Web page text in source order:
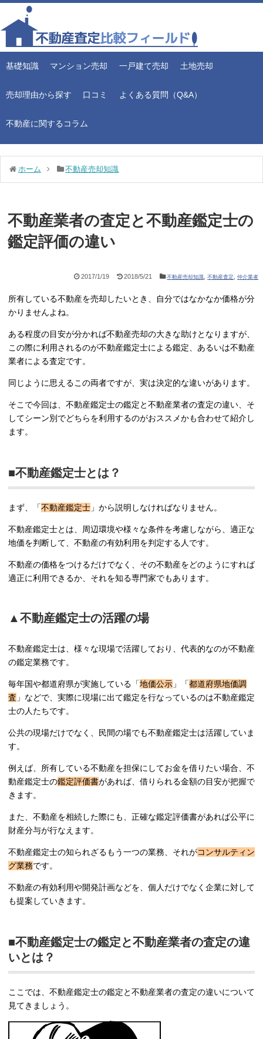
基礎知識 マンション売却 一戸建て売却 土地売却
売却理由から探す 口コミ よくある質問（Q&A）
不動産に関するコラム
ホーム 不動産売却知識
不動産業者の査定と不動産鑑定士の
鑑定評価の違い
2017/1/19 2018/5/21 不動産売却知識 ,不動産査定 ,仲介業者
所有している不動産を売却したいとき、自分ではなかなか価格が分
かりませんよね。
ある程度の目安が分かれば不動産売却の大きな助けとなりますが、
この際に利用されるのが不動産鑑定士による鑑定、あるいは不動産
業者による査定です。
同じように思えるこの両者ですが、実は決定的な違いがあります。
そこで今回は、不動産鑑定士の鑑定と不動産業者の査定の違い、そ
してシーン別でどちらを利用するのがおススメかも合わせて紹介し
ます。
■不動産鑑定士とは？
まず、「不動産鑑定士 」から説明しなければなりません。
不動産鑑定士とは、周辺環境や様々な条件を考慮しながら、適正な
地価を判断して、不動産の有効利用を判定する人です。
不動産の価格をつけるだけでなく、その不動産をどのようにすれば
適正に利用できるか、それを知る専門家でもあります。
▲不動産鑑定士の活躍の場
不動産鑑定士は、様々な現場で活躍しており、代表的なのが不動産
の鑑定業務です。
毎年国や都道府県が実施している「地価公示 」「都道府県地価調
査 」などで、実際に現場に出て鑑定を行なっているのは不動産鑑定
士の人たちです。
公共の現場だけでなく、民間の場でも不動産鑑定士は活躍していま
す。
例えば、所有している不動産を担保にしてお金を借りたい場合、不
動産鑑定士の鑑定評価書があれば、借りられる金額の目安が把握で
きます。
また、不動産を相続した際にも、正確な鑑定評価書があれば公平に
財産分与が行なえます。
不動産鑑定士の知られざるもう一つの業務、それがコンサルティン
グ業務です。
不動産の有効利用や開発計画などを、個人だけでなく企業に対して
も提案していきます。
■不動産鑑定士の鑑定と不動産業者の査定の違
いとは？
ここでは、不動産鑑定士の鑑定と不動産業者の査定の違いについて
見てきましょう。